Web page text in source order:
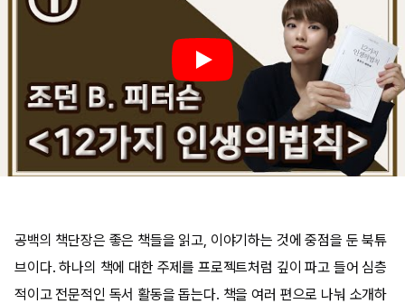
공백의 책단장은 좋은 책들을 읽고, 이야기하는 것에 중점을 둔 북튜
브이다. 하나의 책에 대한 주제를 프로젝트처럼 깊이 파고 들어 심층
적이고 전문적인 독서 활동을 돕는다. 책을 여러 편으로 나눠 소개하